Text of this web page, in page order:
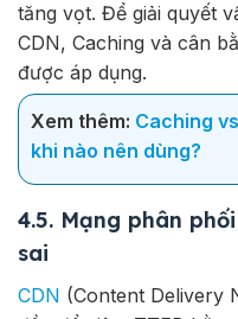
tăng vọt. Để giải quyết
CDN, Caching và cân
được áp dụng.
Xem thêm: Caching
khi nào nên dùng?
4.5. Mạng phân
sai
CDN (Content Delivery